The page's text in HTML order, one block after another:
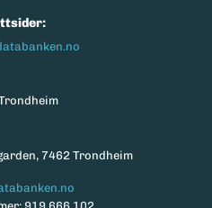
7462 Trondheim